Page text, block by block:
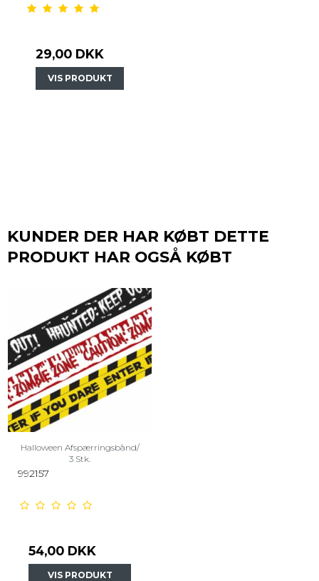
29,00 DKK
VIS PRODUKT
KUNDER DER HAR KØBT DETTE
PRODUKT HAR OGSÅ KØBT
Halloween Afspærringsbånd/
3 Stk.
992157
54,00 DKK
VIS PRODUKT